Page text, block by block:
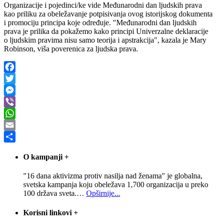
Organizacije i pojedinci/ke vide Međunarodni dan ljudskih prava
kao priliku za obeležavanje potpisivanja ovog istorijskog dokumenta
i promociju principa koje određuje. "Međunarodni dan ljudskih
prava je prilika da pokažemo kako principi Univerzalne deklaracije
o ljudskim pravima nisu samo teorija i apstrakcija", kazala je Mary
Robinson, viša poverenica za ljudska prava.
Facebook
Twitter
Messenger
Viber
WhatsApp
Email
O kampanji +
"16 dana aktivizma protiv nasilja nad ženama" je globalna,
svetska kampanja koju obeležava 1,700 organizacija u preko
100 država sveta.… Opširnije...
Korisni linkovi +